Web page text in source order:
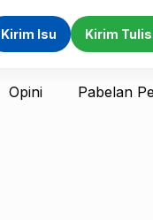
Kirim Isu Kirim
Opini Pabelan